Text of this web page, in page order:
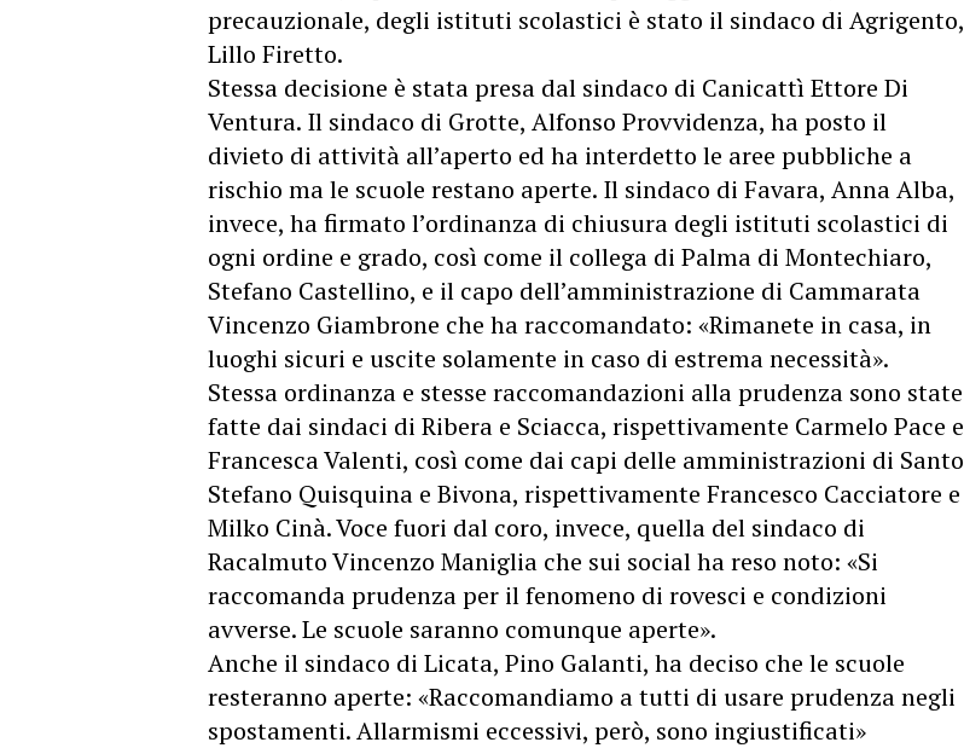
precauzionale, degli istituti scolastici è stato il sindaco di Agrigento,
Lillo Firetto.
Stessa decisione è stata presa dal sindaco di Canicattì Ettore Di
Ventura. Il sindaco di Grotte, Alfonso Provvidenza, ha posto il
divieto di attività all’aperto ed ha interdetto le aree pubbliche a
rischio ma le scuole restano aperte. Il sindaco di Favara, Anna Alba,
invece, ha firmato l’ordinanza di chiusura degli istituti scolastici di
ogni ordine e grado, così come il collega di Palma di Montechiaro,
Stefano Castellino, e il capo dell’amministrazione di Cammarata
Vincenzo Giambrone che ha raccomandato: «Rimanete in casa, in
luoghi sicuri e uscite solamente in caso di estrema necessità».
Stessa ordinanza e stesse raccomandazioni alla prudenza sono state
fatte dai sindaci di Ribera e Sciacca, rispettivamente Carmelo Pace e
Francesca Valenti, così come dai capi delle amministrazioni di Santo
Stefano Quisquina e Bivona, rispettivamente Francesco Cacciatore e
Milko Cinà. Voce fuori dal coro, invece, quella del sindaco di
Racalmuto Vincenzo Maniglia che sui social ha reso noto: «Si
raccomanda prudenza per il fenomeno di rovesci e condizioni
avverse. Le scuole saranno comunque aperte».
Anche il sindaco di Licata, Pino Galanti, ha deciso che le scuole
resteranno aperte: «Raccomandiamo a tutti di usare prudenza negli
spostamenti. Allarmismi eccessivi, però, sono ingiustificati»